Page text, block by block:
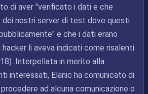
di aver "verificato i dati e che
dei nostri server di test dove questi
e che i dati erano
li aveva indicati come risalenti
Interpellata in merito alla
interessati, Elanic ha comunicato di
ad alcuna comunicazione o